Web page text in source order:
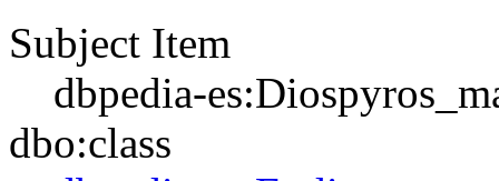
Subject Item
dbpedia-
dbo:class